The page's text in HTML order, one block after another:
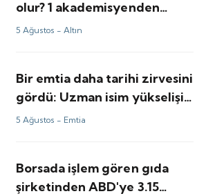
olur? 1 akademisyenden
yorum var
5 Ağustos -Altın
Bir emtia daha tarihi zirvesini
gördü: Uzman isim yükselişin
perde arkasını anlattı
5 Ağustos - Emtia
Borsada işlem gören gıda
şirketinden ABD'ye 3.15